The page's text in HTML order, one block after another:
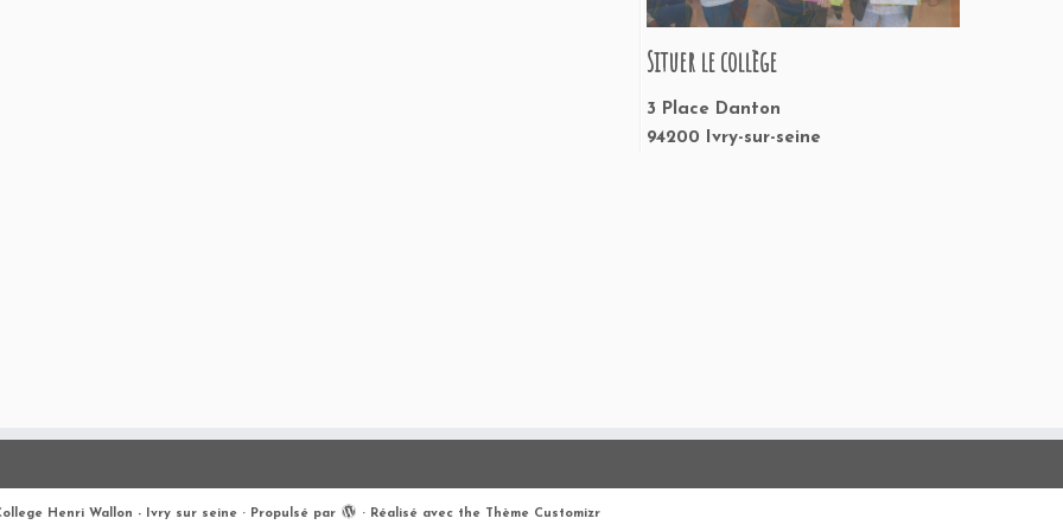
Situer le collège
3 Place Danton
94200 Ivry-sur-seine
Henri Wallon - Ivry sur seine · Propulsé par · Réalisé avec the Thème Customizr